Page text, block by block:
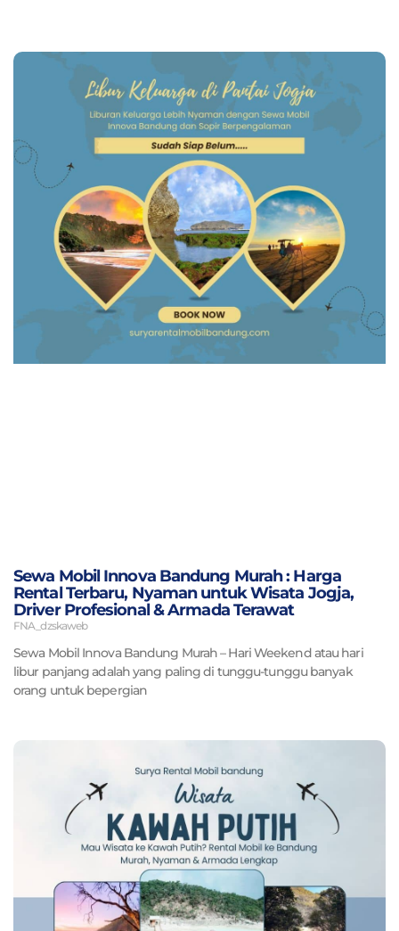
Sewa Mobil Innova Bandung Murah : Harga
Rental Terbaru, Nyaman untuk Wisata Jogja,
Driver Profesional & Armada Terawat
FNA_dzskaweb
Sewa Mobil Innova Bandung Murah – Hari Weekend atau hari
libur panjang adalah yang paling di tunggu-tunggu banyak
orang untuk bepergian
Page